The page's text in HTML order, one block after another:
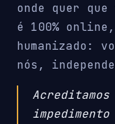
onde quer
é 100%
humanizado:
nós,